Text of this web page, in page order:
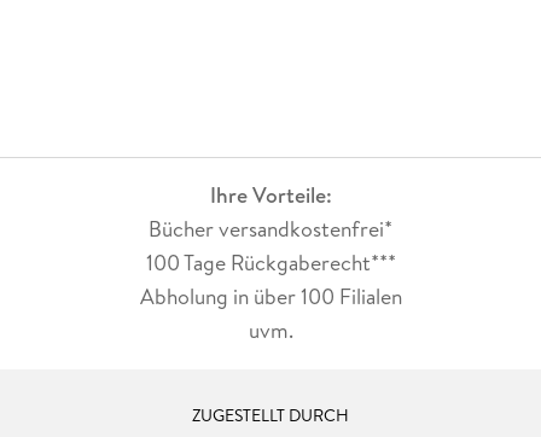
Ihre Vorteile:
Bücher versandkostenfrei*
100 Tage Rückgaberecht***
Abholung in über 100 Filialen
uvm.
ZUGESTELLT DURCH